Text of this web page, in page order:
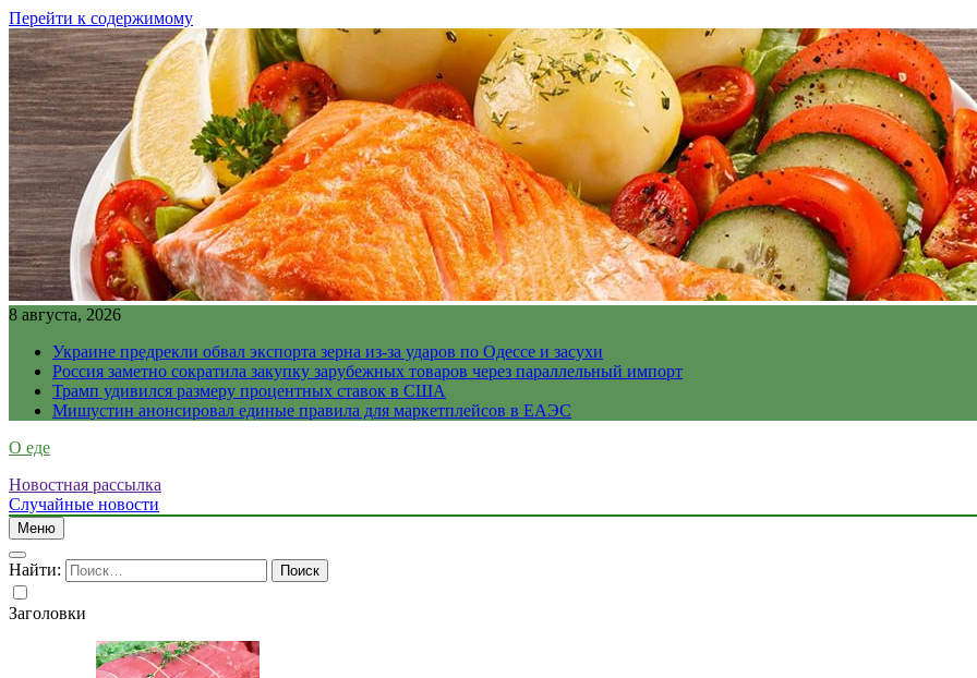
Перейти к содержимому
8 августа, 2026
Украине предрекли обвал экспорта зерна из-за ударов по Одессе и засухи
Россия заметно сократила закупку зарубежных товаров через параллельный импорт
Трамп удивился размеру процентных ставок в США
Мишустин анонсировал единые правила для маркетплейсов в ЕАЭС
О еде
Новостная рассылка
Случайные новости
Меню
Найти:
Заголовки